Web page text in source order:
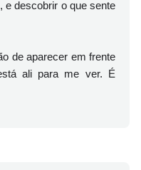
descobrir o que sente
de aparecer em frente
ali para me ver. É